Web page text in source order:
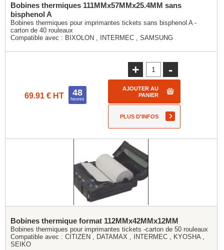
Bobines thermiques 111MMx57MMx25.4MM sans
bisphenol A
Bobines thermiques pour imprimantes tickets sans bisphenol A -
carton de 40 rouleaux
Compatible avec : BIXOLON INTERMEC SAMSUNG
69.91 € HT 48
heures
+ -
AJOUTER AU
PANIER
PLUS D'INFOS
Bobines thermique format 112MMx42MMx12MM
Bobines thermiques pour imprimantes tickets -carton de 50 rouleaux
Compatible avec : CITIZEN DATAMAX INTERMEC KYOSHA
SEIKO